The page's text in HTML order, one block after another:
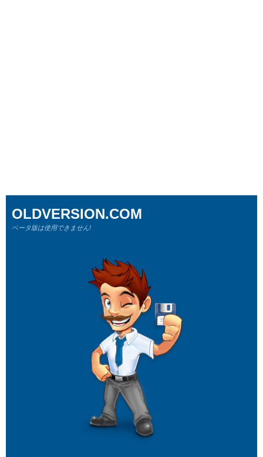
OLDVERSION.COM
ベータ版は使用できません!